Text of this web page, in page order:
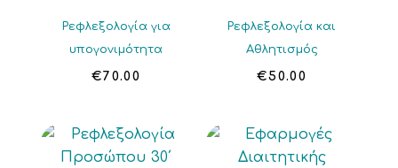
Ρεφλεξολογία για
υπογονιμότητα
€70.00
Ρεφλεξολογία και
Αθλητισμός
€50.00